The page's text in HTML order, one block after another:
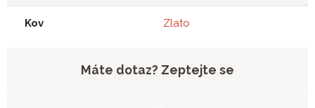
Kov Zlato
Máte dotaz? Zeptejte se